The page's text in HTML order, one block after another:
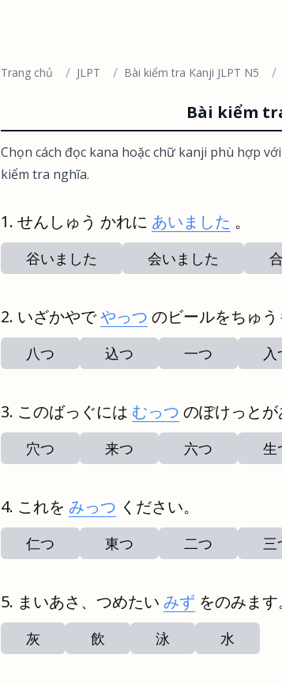
Trang chủ / JLPT / Bài kiểm tra Kanji JLPT N5 /
Bài kiểm
Chọn cách đọc kana hoặc chữ kanji phù hợp
kiểm tra nghĩa.
せんしゅう かれに あいました 。
谷いました 会いました
いざかやでやっつ のビールをちゅう
八つ 込つ 一つ 入
このばっぐには むっつ のぽけっとが
穴つ 来つ 六つ 生
これを みっつ ください。
仁つ 東つ 二つ 三
まいあさ、つめたい みず をのみます
灰 飲 泳 水